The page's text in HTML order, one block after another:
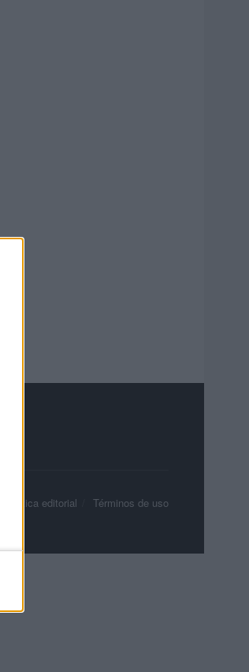
Política editorial Términos de uso